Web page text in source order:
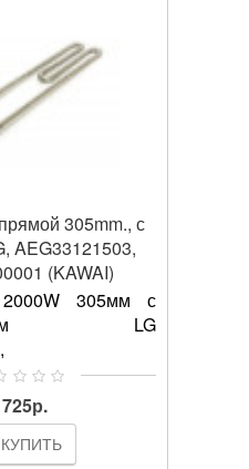
305mm., с
AEG33121503,
(KAWAI)
305мм с
LG
2000 Ватт с
AEG33121503 –
дл..
КУПИТЬ